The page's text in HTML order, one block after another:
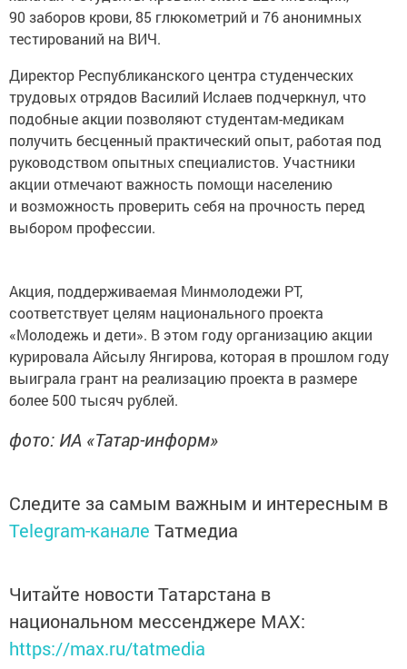
90 заборов крови, 85 глюкометрий и 76 анонимных
тестирований на ВИЧ.
Директор Республиканского центра студенческих
трудовых отрядов Василий Ислаев подчеркнул, что
подобные акции позволяют студентам-медикам
получить бесценный практический опыт, работая под
руководством опытных специалистов. Участники
акции отмечают важность помощи населению
и возможность проверить себя на прочность перед
выбором профессии.
Акция, поддерживаемая Минмолодежи РТ,
соответствует целям национального проекта
«Молодежь и дети». В этом году организацию акции
курировала Айсылу Янгирова, которая в прошлом году
выиграла грант на реализацию проекта в размере
более 500 тысяч рублей.
фото: ИА «Татар-информ»
Следите за самым важным и интересным в
Telegram-канале Татмедиа
Читайте новости Татарстана в
национальном мессенджере MАХ:
https://max.ru/tatmedia